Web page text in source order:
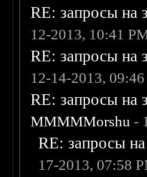
RE: запросы на
12-2013, 10:41
RE: запросы на
12-14-2013,
RE: запросы на
MMMMMorshu -
RE: запросы
17-2013, 07:58